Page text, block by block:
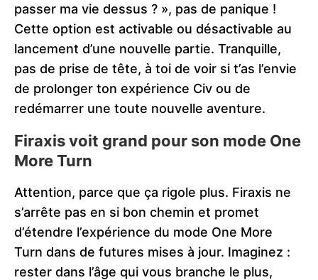
passer ma vie dessus ? », pas de panique !
Cette option est activable ou désactivable au
lancement d’une nouvelle partie. Tranquille,
pas de prise de tête, à toi de voir si t’as l’envie
de prolonger ton expérience Civ ou de
redémarrer une toute nouvelle aventure.
Firaxis voit grand pour son mode One
More Turn
Attention, parce que ça rigole plus. Firaxis ne
s’arrête pas en si bon chemin et promet
d’étendre l’expérience du mode One More
Turn dans de futures mises à jour. Imaginez :
rester dans l’âge qui vous branche le plus,